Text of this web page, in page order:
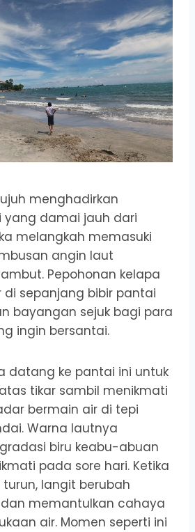
menghadirkan
yang damai jauh dari
melangkah memasuki
angin laut
Pepohonan kelapa
di sepanjang bibir pantai
bayangan sejuk bagi para
ingin bersantai.
datang ke pantai ini untuk
tikar sambil menikmati
bermain air di tepi
Warna lautnya
biru keabu-abuan
pada sore hari. Ketika
langit berubah
memantulkan cahaya
air. Momen seperti ini